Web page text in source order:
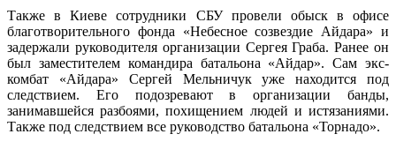
Также в Киеве сотрудники СБУ провели обыск в офисе
благотворительного фонда «Небесное созвездие Айдара» и
задержали руководителя организации Сергея Граба. Ранее он
был заместителем командира батальона «Айдар». Сам экс-
комбат «Айдара» Сергей Мельничук уже находится под
следствием. Его подозревают в организации банды,
занимавшейся разбоями, похищением людей и истязаниями.
Также под следствием все руководство батальона «Торнадо».